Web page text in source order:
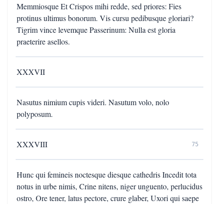
Memmiosque Et Crispos mihi redde, sed priores: Fies
protinus ultimus bonorum. Vis cursu pedibusque gloriari?
Tigrim vince levemque Passerinum: Nulla est gloria
praeterire asellos.
XXXVII
Nasutus nimium cupis videri. Nasutum volo, nolo
polyposum.
XXXVIII 75
Hunc qui femineis noctesque diesque cathedris Incedit tota
notus in urbe nimis, Crine nitens, niger unguento, perlucidus
ostro, Ore tener, latus pectore, crure glaber, Uxori qui saepe